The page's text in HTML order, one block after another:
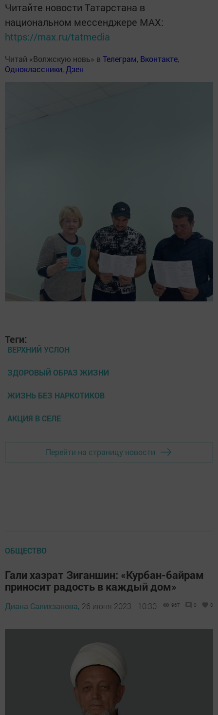
Читайте новости Татарстана в
национальном мессенджере MАХ:
https://max.ru/tatmedia
Читай «Волжскую новь» в Телеграм, Вконтакте,
Одноклассники, Дзен
Теги:
ВЕРХНИЙ УСЛОН
ЗДОРОВЫЙ ОБРАЗ ЖИЗНИ
ЖИЗНЬ БЕЗ НАРКОТИКОВ
АКЦИЯ В СЕЛЕ
Перейти на страницу новости
ОБЩЕСТВО
Гали хазрат Зиганшин: «Курбан-байрам
приносит радость в каждый дом»
Диана Салихзанова, 26 июня 2023 - 10:30 967 0 0